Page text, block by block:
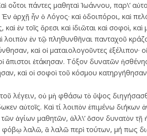
πάντες μαθηταὶ Ἰωάννου, παρ\’
ἀρχῇ ἦν ὁ Λόγος· καὶ ὁδοιπόροι, καὶ
ἐν τοῖς ὄρεσι καὶ ἰδιῶται καὶ σοφοὶ, καὶ
λοιπὸν ἐν τῷ πληθυνθῆναι πανταχοῦ
καὶ οἱ ματαιολογοῦντες ἐξέλιπον·
ἄπιστοι ἐτάκησαν. Τόξον δυνατῶν
καὶ οἱ σοφοὶ τοῦ κόσμου
λέγειν, οὐ μὴ φθάσω τὸ ὕψος
αὐτοῖς. Καὶ τί λοιπὸν ἐπιμένω διήκων
ἁγίων μαθητῶν, ἀλλ\’ ὅσον δυνατὸν τῇ
λαλῶ, ἃ λαλῶ περὶ τούτων, μή πως